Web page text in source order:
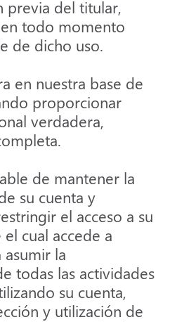
previa del titular,
todo momento
de dicho uso.
en nuestra base de
proporcionar
verdadera,
de mantener la
su cuenta y
el acceso a su
cual accede a
la
todas las actividades
su cuenta,
y utilización de